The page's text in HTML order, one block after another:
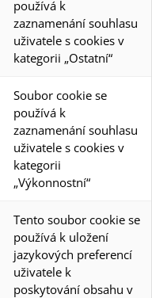
používá k
zaznamenání souhlasu
uživatele s cookies v
kategorii „Ostatní“
Soubor cookie se
používá k
zaznamenání souhlasu
uživatele s cookies v
kategorii
„Výkonnostní“
Tento soubor cookie se
používá k uložení
jazykových preferencí
uživatele k
poskytování obsahu v